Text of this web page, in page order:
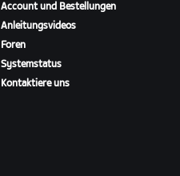
Account und Bestellungen
Anleitungsvideos
Foren
Systemstatus
Kontaktiere uns